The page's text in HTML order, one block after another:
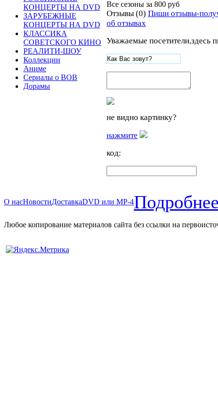
КОНЦЕРТЫ НА DVD
ЗАРУБЕЖНЫЕ
КОНЦЕРТЫ НА DVD
КЛАССИКА
СОВЕТСКОГО КИНО
РЕАЛИТИ-ШОУ
Коллекции
Аниме
Сериалы о ВОВ
Дорамы
Все сезоны за 800 руб
Отзывы (0) Пиши отзывы-
об отзывах
Уважаемые посетители,здесь
не видно картинку?
нажмите
код:
О насНовостиДоставкаDVD или MP-4
Любое копирование материалов сайта без ссылки на